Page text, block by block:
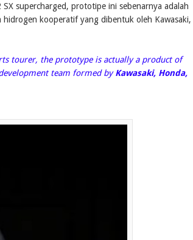
supercharged, prototipe ini sebenarnya adalah
kooperatif yang dibentuk oleh Kawasaki,
tourer, the prototype is actually a product of
team formed byKawasaki, Honda,